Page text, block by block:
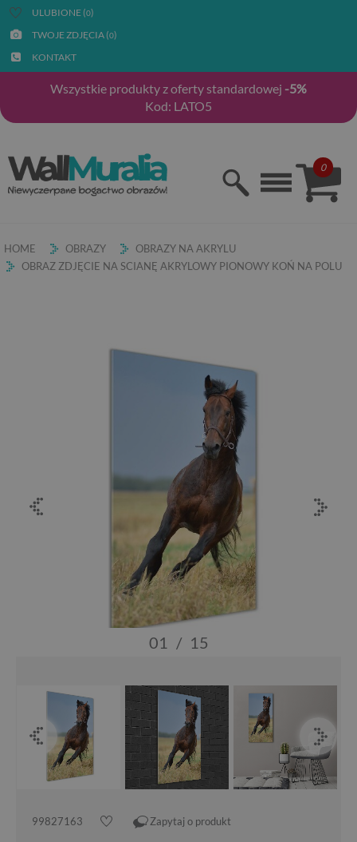
ULUBIONE (0)
TWOJE ZDJĘCIA (0)
KONTAKT
Wszystkie produkty z oferty standardowej -5%
Kod: LATO5
0
HOME OBRAZY
OBRAZY NA AKRYLU
OBRAZ ZDJĘCIE NA SCIANĘ AKRYLOWY PIONOWY KOŃ NA POLU
01 / 15
99827163 Zapytaj o produkt